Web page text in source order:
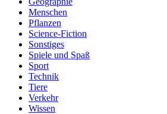
Menschen
Pflanzen
Science-Fiction
Sonstiges
Spiele und Spaß
Sport
Technik
Tiere
Verkehr
Wissen